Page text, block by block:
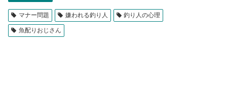
マナー問題 嫌われる釣り人 釣り人の心理
魚配りおじさん